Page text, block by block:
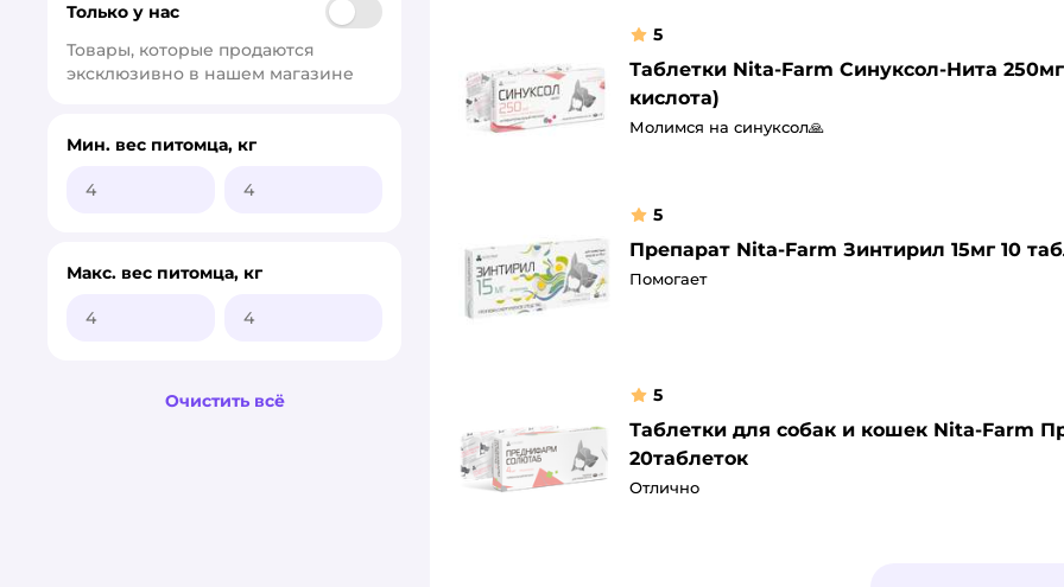
5
Таблетки Nita-Farm Синуксол-Нита
кислота)
Молимся на синуксол🙏
5
Препарат Nita-Farm Зинтирил 15мг 10
Помогает
5
Таблетки для собак и кошек Nita-Farm
20таблеток
Отлично
Только у нас
Товары, которые продаются
эксклюзивно в нашем магазине
Мин. вес питомца, кг
Макс. вес питомца, кг
Очистить всё